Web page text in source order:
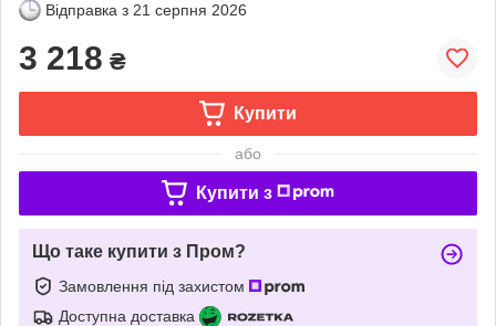
Відправка з 21 серпня 2026
3 218 ₴
Купити
або
Купити з
Що таке купити з Пром?
Замовлення під захистом
Доступна доставка